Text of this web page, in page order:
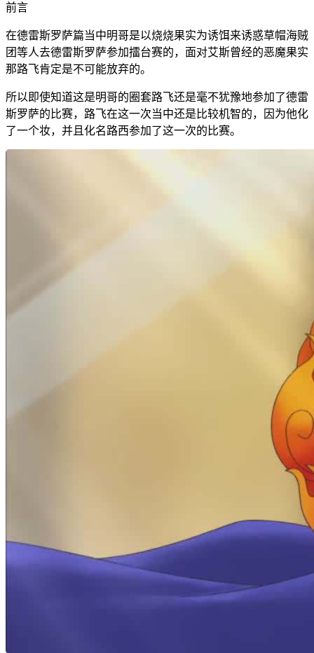
前言
在德雷斯罗萨篇当中明哥是以烧烧果实为诱饵来诱惑草帽海贼
团等人去德雷斯罗萨参加擂台赛的，面对艾斯曾经的恶魔果实
那路飞肯定是不可能放弃的。
所以即使知道这是明哥的圈套路飞还是毫不犹豫地参加了德雷
斯罗萨的比赛，路飞在这一次当中还是比较机智的，因为他化
了一个妆，并且化名路西参加了这一次的比赛。